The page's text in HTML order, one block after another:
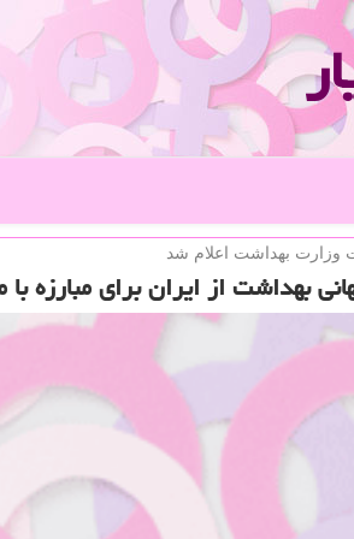
وزارت بهداشت اعلام شد
بهداشت از ایران برای مبارزه با